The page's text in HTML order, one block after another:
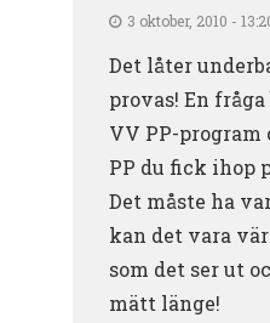
3 oktober, 2010 -
Det låter
provas! En
VV PP-program
PP du fick ihop
Det måste ha
kan det vara
som det ser ut
mätt länge!